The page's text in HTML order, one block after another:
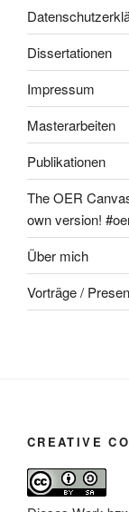
Dissertationen
Impressum
Masterarbeiten
Publikationen
The OER
own version!
Über mich
Vorträge /
CREATIVE